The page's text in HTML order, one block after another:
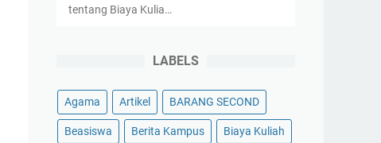
tentang Biaya Kulia…
LABELS
Agama Artikel BARANG SECOND
Beasiswa Berita Kampus Biaya Kuliah